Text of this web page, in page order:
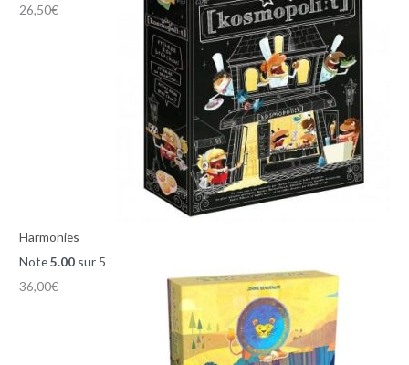
26,50€
Harmonies
Note5.00 sur 5
36,00€